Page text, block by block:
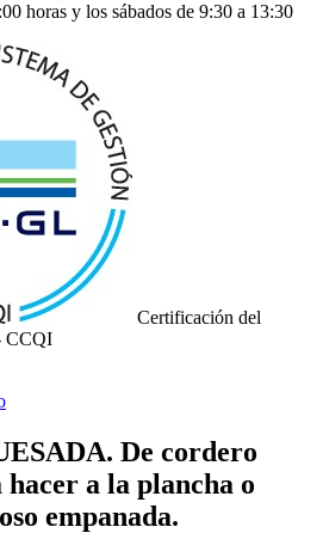
horas y los sábados de 9:30 a 13:30
Certificación del
CCQI
De cordero
a la plancha o
empanada.